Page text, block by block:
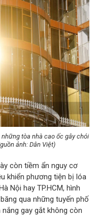
tòa nhà cao ốc gây chói
ảnh: Dân Việt)
còn tiềm ẩn nguy cơ
khiển phương tiện bị lóa
Nội hay TP.HCM, hình
qua những tuyến phố
gay gắt không còn